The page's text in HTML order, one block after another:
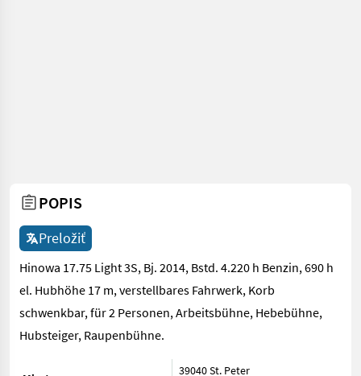
POPIS
Preložiť
Hinowa 17.75 Light 3S, Bj. 2014, Bstd. 4.220 h Benzin, 690 h
el. Hubhöhe 17 m, verstellbares Fahrwerk, Korb
schwenkbar, für 2 Personen, Arbeitsbühne, Hebebühne,
Hubsteiger, Raupenbühne.
39040 St. Peter